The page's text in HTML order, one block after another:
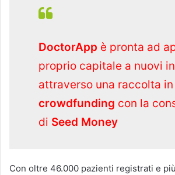
DoctorApp è pronta ad
proprio capitale a nuovi
attraverso una raccolta
crowdfunding con la
di Seed Money
Con oltre 46.000 pazienti registrati e